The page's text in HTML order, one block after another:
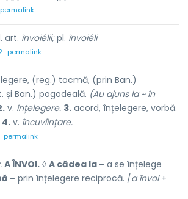
permalink
art. învoiélii;pl. învoiéli
permalink
(reg.) tocmă, (prin Ban.)
și Ban.) pogodeală. (Au ajuns la ~ în
v. înțelegere. 3. acord, înțelegere, vorbă.
4. v. încuviințare.
permalink
A ÎNVOI. ◊ A cădea la ~ a se înțelege
~prin înțelegere reciprocă. /a învoi+